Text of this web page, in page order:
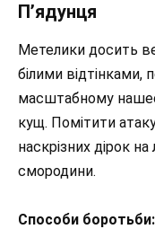
П’ядунця
Метелики досить
білими
масштабному
кущ. Помітити
наскрізних дірок
смородини.
Способи боротьби: